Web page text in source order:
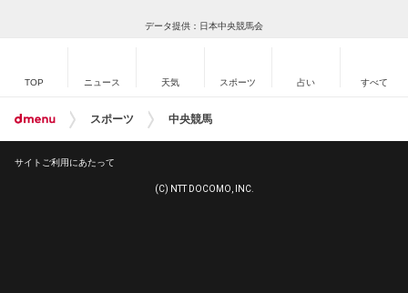
データ提供：日本中央競馬会
TOP ニュース 天気 スポーツ 占い すべて
スポーツ 中央競馬
サイトご利用にあたって
(C) NTT DOCOMO, INC.